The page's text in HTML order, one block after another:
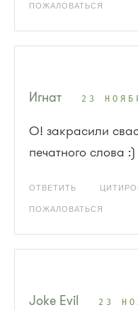
ПОЖАЛОВАТЬСЯ
Игнат 23
О! закрасили
печатного слова :)
ОТВЕТИТЬ
ПОЖАЛОВАТЬСЯ
Joke Evil 23